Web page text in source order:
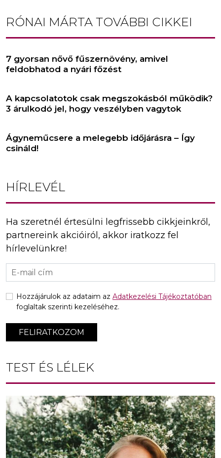
RÓNAI MÁRTA TOVÁBBI CIKKEI
7 gyorsan nővő fűszernövény, amivel
feldobhatod a nyári főzést
A kapcsolatotok csak megszokásból működik?
3 árulkodó jel, hogy veszélyben vagytok
Ágyneműcsere a melegebb időjárásra – Így
csináld!
HÍRLEVÉL
Ha szeretnél értesülni legfrissebb cikkjeinkről,
partnereink akcióiról, akkor iratkozz fel
hírlevelünkre!
FELIRATKOZOM
Hozzájárulok az adataim az Adatkezelési Tájékoztatóban
foglaltak szerinti kezeléséhez.
TEST ÉS LÉLEK